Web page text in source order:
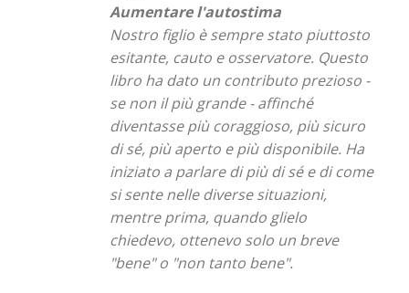
Aumentare l'autostima
Nostro figlio è sempre stato piuttosto
esitante, cauto e osservatore. Questo
libro ha dato un contributo prezioso -
se non il più grande - affinché
diventasse più coraggioso, più sicuro
di sé, più aperto e più disponibile. Ha
iniziato a parlare di più di sé e di come
si sente nelle diverse situazioni,
mentre prima, quando glielo
chiedevo, ottenevo solo un breve
"bene" o "non tanto bene".